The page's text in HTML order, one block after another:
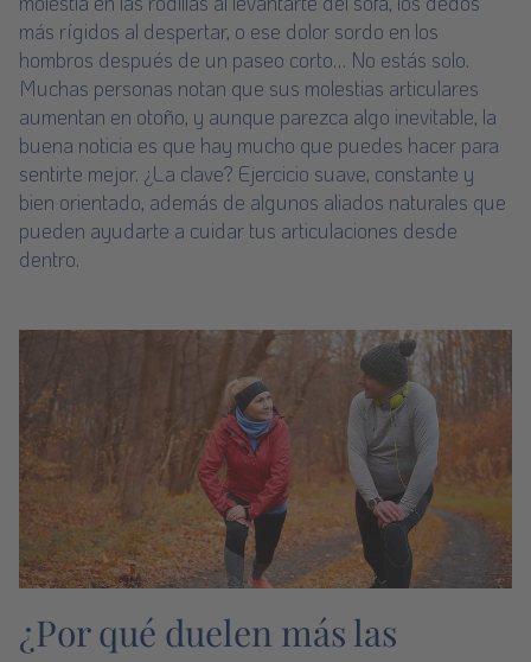
más rígidos al despertar, o ese dolor sordo en los
hombros después de un paseo corto… No estás solo.
Muchas personas notan que sus molestias articulares
aumentan en otoño, y aunque parezca algo inevitable, la
buena noticia es que hay mucho que puedes hacer para
sentirte mejor. ¿La clave? Ejercicio suave, constante y
bien orientado, además de algunos aliados naturales que
pueden ayudarte a cuidar tus articulaciones desde
dentro.
¿Por qué duelen más las